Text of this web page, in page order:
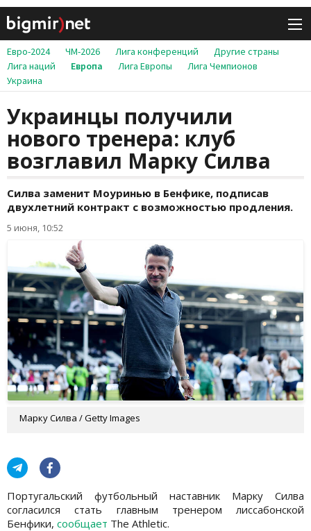
Евро-2024 ЧМ-2026 Лига конференций
Другие страны
Лига наций
Европа Лига Европы
Лига Чемпионов
Украина
Украинцы получили
нового тренера: клуб
возглавил Марку Силва
Силва заменит Моуринью в Бенфике, подписав
двухлетний контракт с возможностью продления.
5 июня, 10:52
Марку Силва / Getty Images
Португальский футбольный наставник Марку Силва
согласился стать главным тренером лиссабонской
Бенфики, сообщает The Athletic.